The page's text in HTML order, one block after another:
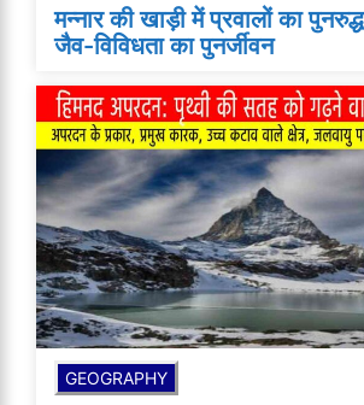
मन्नार की खाड़ी में प्रवालों का
जैव-विविधता का पुनर्जीवन
GEOGRAPHY